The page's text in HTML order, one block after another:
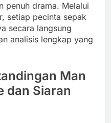
penuh drama. Melalui
setiap pecinta sepak
secara langsung
analisis lengkap yang
Man
dan Siaran